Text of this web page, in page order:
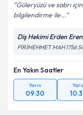
Güleryüzü ve sabrı
bilgilendirme ile...
Diş Hekimi Erden
PİRİMEHMET MAH 1756
En Yakın Saatler
Yarın
09:30